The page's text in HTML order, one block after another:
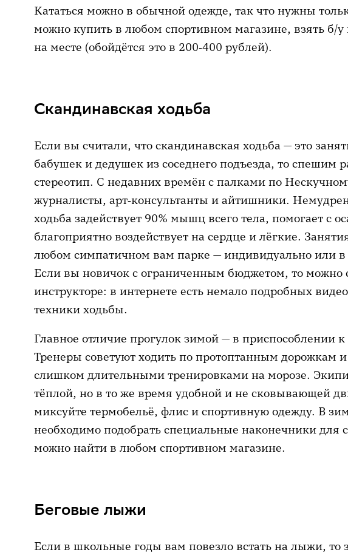
Кататься можно в обычной одежде, так что нужны
можно купить в любом спортивном магазине, взять б/у
на месте (обойдётся это в 200‑400 рублей).
Скандинавская ходьба
Если вы считали, что скандинавская ходьба — это
бабушек и дедушек из соседнего подъезда, то спешим
стереотип. С недавних времён с палками по
журналисты, арт‑консультанты и айтишники.
ходьба задействует 90% мышц всего тела, помогает с
благоприятно воздействует на сердце и лёгкие.
любом симпатичном вам парке — индивидуально или
Если вы новичок с ограниченным бюджетом, то можно
инструкторе: в интернете есть немало подробных
техники ходьбы.
Главное отличие прогулок зимой — в приспособлении
Тренеры советуют ходить по протоптанным дорожкам и
слишком длительными тренировками на морозе.
тёплой, но в то же время удобной и не сковывающей
миксуйте термобельё, флис и спортивную одежду. В
необходимо подобрать специальные наконечники для
можно найти в любом спортивном магазине.
Беговые лыжи
Если в школьные годы вам повезло встать на лыжи, то